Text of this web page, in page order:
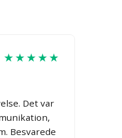
★★★★★
Det var
Besvarede